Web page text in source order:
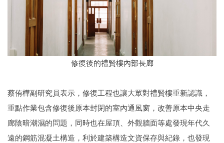
修復後的禮賢樓內部長廊
蔡侑樺副研究員表示，修復工程也讓大眾對禮賢樓重新認識，
重點作業包含修復後原本封閉的室內通風窗，改善原本中央走
廊陰暗潮濕的問題，同時也在屋頂、外觀牆面等處發現年代久
遠的鋼筋混凝土構造，利於建築構造文資保存與紀錄，也發現